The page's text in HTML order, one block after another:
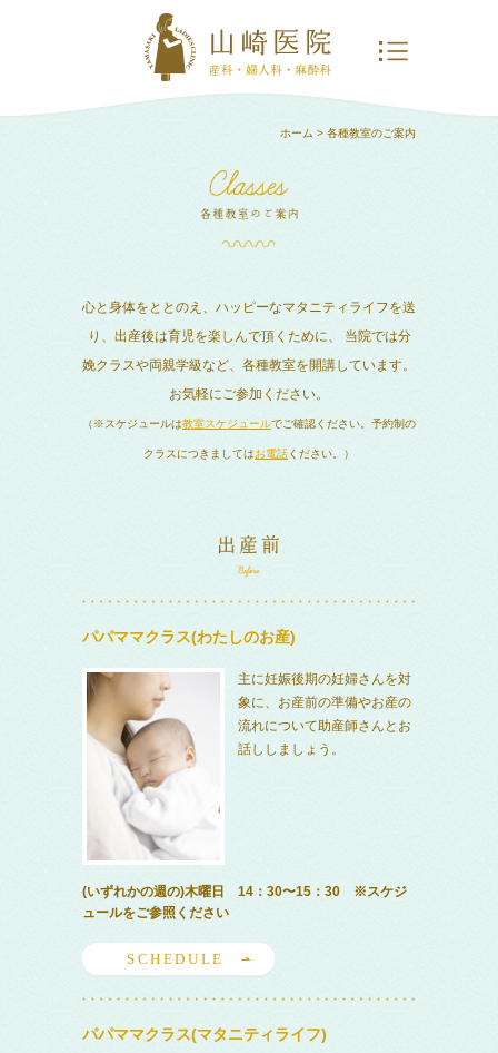
ホーム > 各種教室のご案内
心と身体をととのえ、ハッピーなマタニティライフを送
り、出産後は育児を楽しんで頂くために、
当院では分
娩クラスや両親学級など、各種教室を開講しています。
お気軽にご参加ください。
（※スケジュールは教室スケジュールでご確認ください。予約制の
クラスにつきましてはお電話ください。）
パパママクラス(わたしのお産)
主に妊娠後期の妊婦さんを対
象に、お産前の準備やお産の
流れについて助産師さんとお
話ししましょう。
(いずれかの週の)木曜日 14：30〜15：30 ※スケジ
ュールをご参照ください
SCHEDULE
パパママクラス(マタニティライフ)